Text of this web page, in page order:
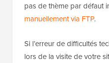
pas de thème par défaut
manuellement via FTP.
Si l’erreur de difficultés
lors de la visite de votre